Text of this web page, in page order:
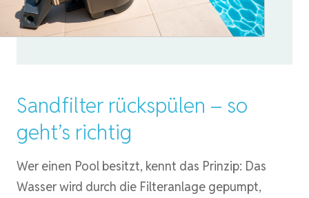
Sandfilter rückspülen – so
geht’s richtig
Wer einen Pool besitzt, kennt das Prinzip: Das
Wasser wird durch die Filteranlage gepumpt,